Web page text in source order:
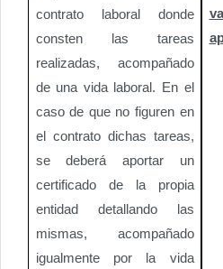
contrato laboral donde
consten las tareas
realizadas, acompañado
de una vida laboral. En el
caso de que no figuren en
el contrato dichas tareas,
se deberá aportar un
certificado de la propia
entidad detallando las
mismas, acompañado
igualmente por la vida